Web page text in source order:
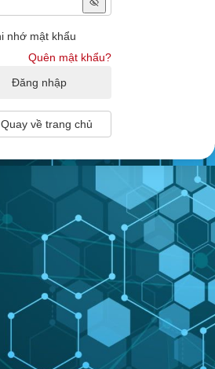
nhớ mật khẩu
Quên mật khẩu?
Quay về trang chủ